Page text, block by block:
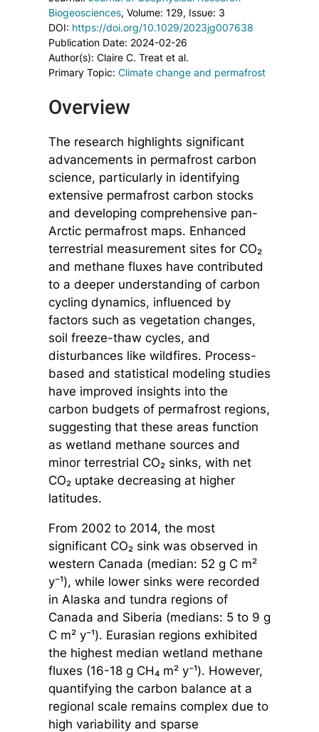
Biogeosciences, Volume: 129, Issue: 3
DOI: https://doi.org/10.1029/2023jg007638
Publication Date: 2024-02-26
Author(s): Claire C. Treat et al.
Primary Topic: Climate change and permafrost
Overview
The research highlights significant
advancements in permafrost carbon
science, particularly in identifying
extensive permafrost carbon stocks
and developing comprehensive pan-
Arctic permafrost maps. Enhanced
terrestrial measurement sites for CO₂
and methane fluxes have contributed
to a deeper understanding of carbon
cycling dynamics, influenced by
factors such as vegetation changes,
soil freeze-thaw cycles, and
disturbances like wildfires. Process-
based and statistical modeling studies
have improved insights into the
carbon budgets of permafrost regions,
suggesting that these areas function
as wetland methane sources and
minor terrestrial CO₂ sinks, with net
CO₂ uptake decreasing at higher
latitudes.
From 2002 to 2014, the most
significant CO₂ sink was observed in
western Canada (median: 52 g C m²
y⁻¹), while lower sinks were recorded
in Alaska and tundra regions of
Canada and Siberia (medians: 5 to 9 g
C m² y⁻¹). Eurasian regions exhibited
the highest median wetland methane
fluxes (16-18 g CH₄ m² y⁻¹). However,
quantifying the carbon balance at a
regional scale remains complex due to
high variability and sparse